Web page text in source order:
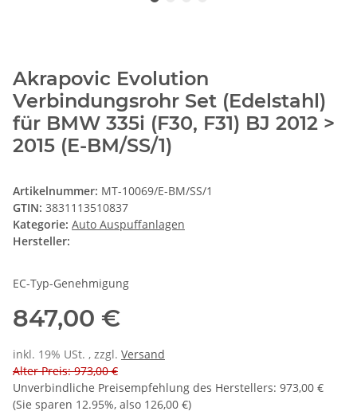
Akrapovic Evolution
Verbindungsrohr Set (Edelstahl)
für BMW 335i (F30, F31) BJ 2012 >
2015 (E-BM/SS/1)
Artikelnummer: MT-10069/E-BM/SS/1
GTIN: 3831113510837
Kategorie: Auto Auspuffanlagen
Hersteller:
EC-Typ-Genehmigung
847,00 €
inkl. 19% USt. , zzgl. Versand
Alter Preis: 973,00 €
Unverbindliche Preisempfehlung des Herstellers: 973,00 €
(Sie sparen 12.95%, also 126,00 €)